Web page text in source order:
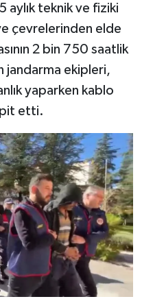
aylık teknik ve fiziki
çevrelerinden elde
2 bin 750 saatlik
jandarma ekipleri,
yaparken kablo
etti.